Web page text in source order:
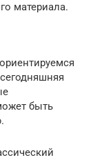
материала.
быть